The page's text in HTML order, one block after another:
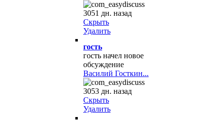
3051 дн. назад
Скрыть
Удалить
гость
гость начел новое
обсуждение
Василий Госткин...
3053 дн. назад
Скрыть
Удалить